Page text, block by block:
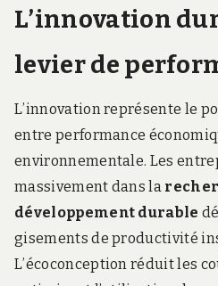
L’innovation
levier de
L’innovation représente le
entre performance
environnementale. Les
massivement dans la
développement durable
gisements de productivité
L’écoconception réduit les